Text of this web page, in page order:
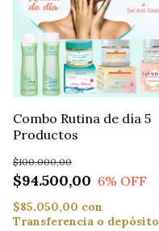
Combo Rutina de día 5
Productos
$94.500,00
$100.000,00
6% OFF
$85.050,00 con
Transferencia o depósito